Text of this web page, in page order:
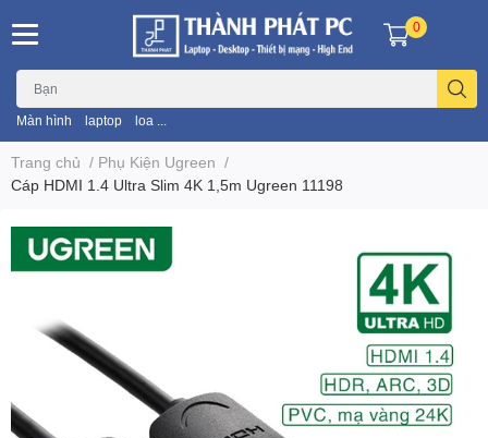
Màn hình laptop loa ...
0
Trang chủ / Phụ Kiện Ugreen /
Cáp HDMI 1.4 Ultra Slim 4K 1,5m Ugreen 11198